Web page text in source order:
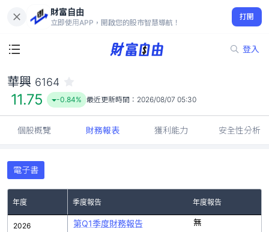
財富自由
立即使用APP，開啟您的股市智慧導航！
打開
登入
11.75
-0.84%
華興 6164
11.75 -0.84% 最近更新時間： 2026/08/07 05:30
個股概覽 財務報表 獲利能力 安全性分析
電子書
年度 季度報告 年度報告
2026 第Q1季度財務報告 無